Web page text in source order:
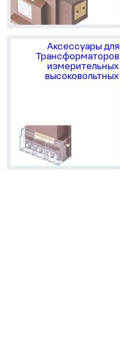
Аксессуары для
Трансформаторов
измерительных
высоковольтных